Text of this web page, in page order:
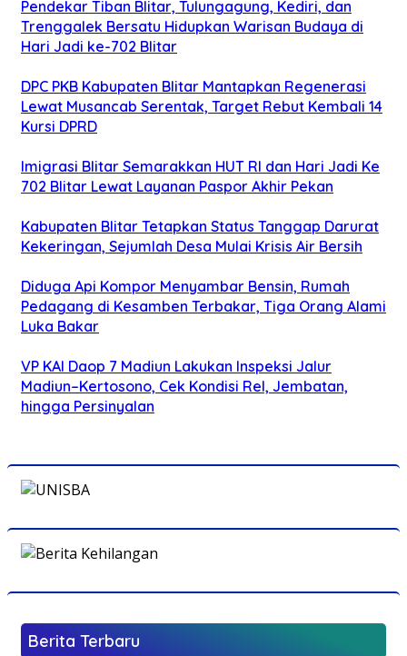
Pendekar Tiban Blitar, Tulungagung, Kediri, dan
Trenggalek Bersatu Hidupkan Warisan Budaya di
Hari Jadi ke-702 Blitar
DPC PKB Kabupaten Blitar Mantapkan Regenerasi
Lewat Musancab Serentak, Target Rebut Kembali 14
Kursi DPRD
Imigrasi Blitar Semarakkan HUT RI dan Hari Jadi Ke
702 Blitar Lewat Layanan Paspor Akhir Pekan
Kabupaten Blitar Tetapkan Status Tanggap Darurat
Kekeringan, Sejumlah Desa Mulai Krisis Air Bersih
Diduga Api Kompor Menyambar Bensin, Rumah
Pedagang di Kesamben Terbakar, Tiga Orang Alami
Luka Bakar
VP KAI Daop 7 Madiun Lakukan Inspeksi Jalur
Madiun–Kertosono, Cek Kondisi Rel, Jembatan,
hingga Persinyalan
Berita Terbaru